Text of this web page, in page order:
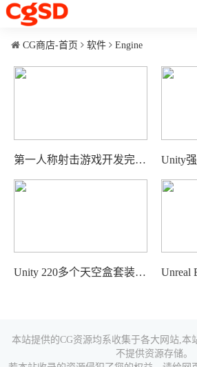
CG商店-首页 软件 Engine
第一人称射击游戏开发完整框架 Unity - FPS Framework
Unity 220多个天空盒套装 AllSky - 200+ Sky Skybox
本站提供的CG资源均系收集于各大网站,本
不提供资源存储。